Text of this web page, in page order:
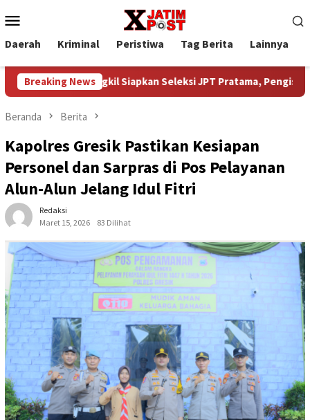
ke
kontenMobile
Daerah Kriminal Peristiwa Tag Berita Lainnya
Breaking News
Aceh Singkil Siapkan Seleksi JPT Pratama, Pengisian Jabatan
Beranda Berita
Kapolres Gresik Pastikan Kesiapan
Personel dan Sarpras di Pos Pelayanan
Alun-Alun Jelang Idul Fitri
Redaksi
Maret 15, 2026
83 Dilihat